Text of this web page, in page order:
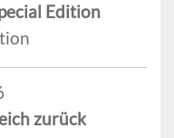
Edition
zurück